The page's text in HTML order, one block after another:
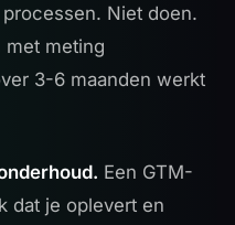
Niet doen.
met meting
3-6 maanden werkt
Een GTM-
dat je oplevert en